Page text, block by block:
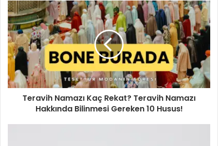
a
d
r
e
s
i
n
i
z
r
Teravih Namazı Kaç Rekat? Teravih Namazı
Hakkında Bilinmesi Gereken 10 Husus!